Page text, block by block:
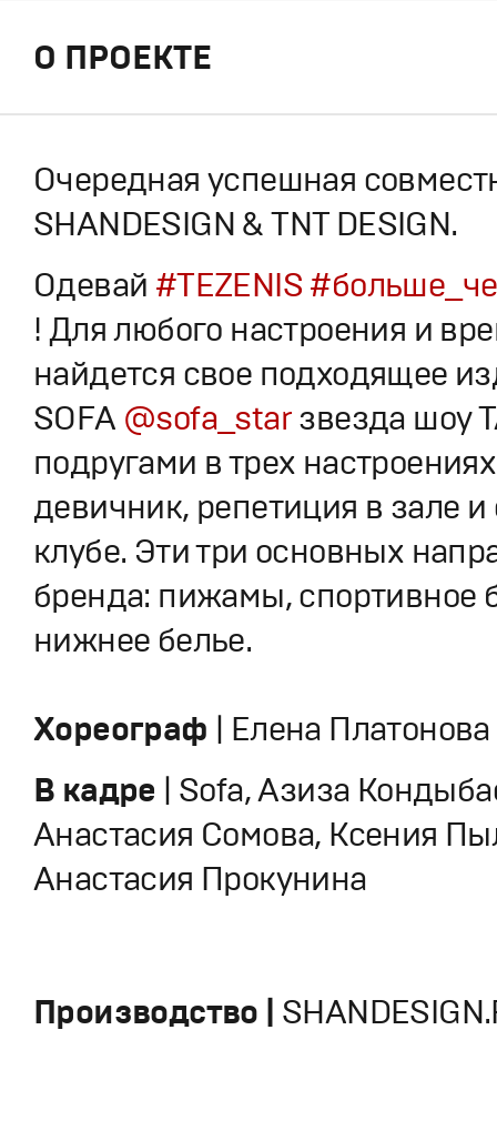
О ПРОЕКТЕ
Очередная успешная
SHANDESIGN & ТNТ DESIGN.
Одевай #TEZENIS
! Для любого настроения и
найдется свое подходящее
SOFA @sofa_starзвезда шоу
подругами в трех
девичник, репетиция в зале и
клубе. Эти три основных
бренда: пижамы, спортивное
нижнее белье.
Хореограф | Елена Платонова
В кадре | Sofa, Азиза
Анастасия Сомова, Ксения
Анастасия Прокунина
Производство |